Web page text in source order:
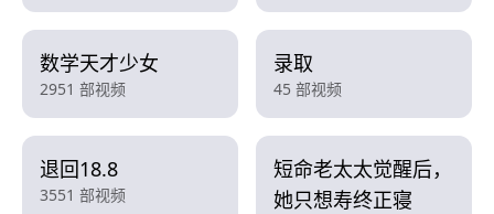
数学天才少女
2951 部视频
录取
45 部视频
退回18.8
3551 部视频
短命老太太觉醒后，
她只想寿终正寝